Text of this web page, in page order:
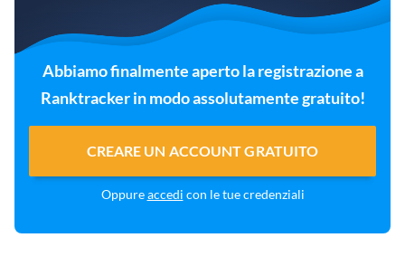
Abbiamo finalmente aperto la registrazione a
Ranktracker in modo assolutamente gratuito!
CREARE UN ACCOUNT GRATUITO
Oppureaccedi con le tue credenziali